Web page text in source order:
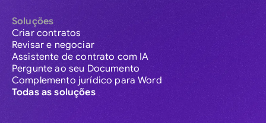
Soluções
Criar contratos
Revisar e negociar
Assistente de contrato com IA
Pergunte ao seu Documento
Complemento jurídico para Word
Todas as soluções